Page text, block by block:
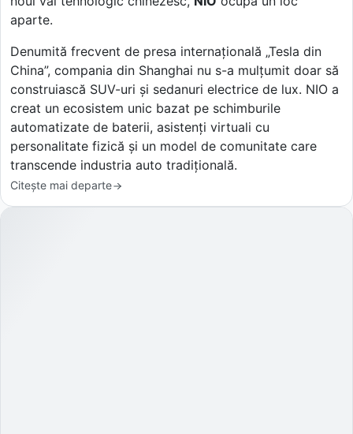
aparte.
Denumită frecvent de presa internațională „Tesla din
China”, compania din Shanghai nu s-a mulțumit doar să
construiască SUV-uri și sedanuri electrice de lux. NIO a
creat un ecosistem unic bazat pe schimburile
automatizate de baterii, asistenți virtuali cu
personalitate fizică și un model de comunitate care
transcende industria auto tradițională.
Citește mai departe